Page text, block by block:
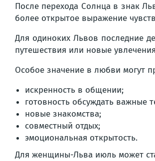
После перехода Солнца в знак
более открытое выражение
Для одиноких Львов последние
путешествия или новые
Особое значение в любви могут
искренность в общении;
готовность обсуждать важные
новые знакомства;
совместный отдых;
эмоциональная открытость.
Для женщины-Льва июль может